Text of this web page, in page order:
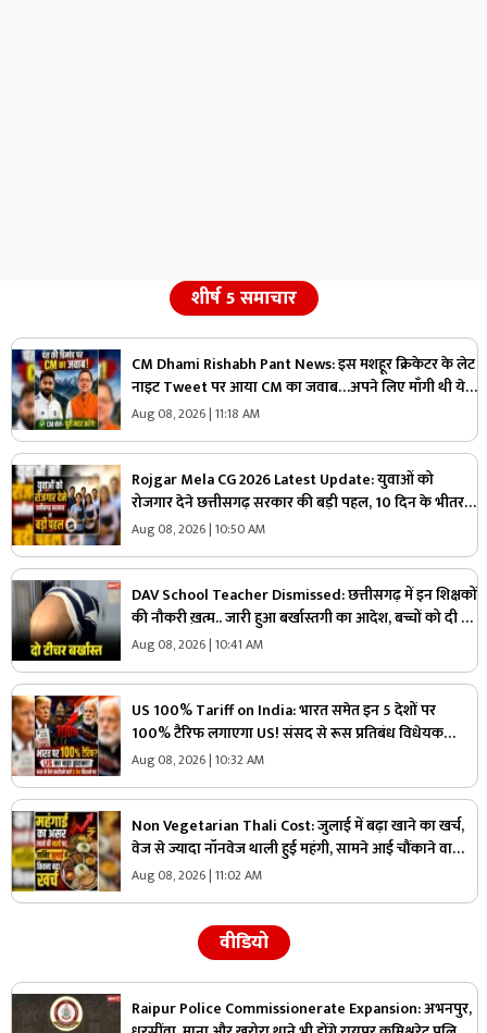
शीर्ष 5 समाचार
CM Dhami Rishabh Pant News: इस मशहूर क्रिकेटर के लेट
नाइट Tweet पर आया CM का जवाब…अपने लिए माँगी थी ये
खास चीज, जमकर वायरल हो रहा ये ऑनलाइन डिमांड
Aug 08, 2026 | 11:18 AM
Rojgar Mela CG 2026 Latest Update: युवाओं को
रोजगार देने छत्तीसगढ़ सरकार की बड़ी पहल, 10 दिन के भीतर
होगी 2000 से अधिक पदों पर होगी भर्ती, 20000 से अधिक
Aug 08, 2026 | 10:50 AM
DAV School Teacher Dismissed: छत्तीसगढ़ में इन शिक्षकों
की नौकरी ख़त्म.. जारी हुआ बर्खास्तगी का आदेश, बच्चों को दी थी
ये तालिबानी सजा
Aug 08, 2026 | 10:41 AM
US 100% Tariff on India: भारत समेत इन 5 देशों पर
100% टैरिफ लगाएगा US! संसद से रूस प्रतिबंध विधेयक
पारित, जानें भारत पर क्या असर होगा?
Aug 08, 2026 | 10:32 AM
Non Vegetarian Thali Cost: जुलाई में बढ़ा खाने का खर्च,
वेज से ज्यादा नॉनवेज थाली हुई महंगी, सामने आई चौंकाने वाली
वजह
Aug 08, 2026 | 11:02 AM
वीडियो
Raipur Police Commissionerate Expansion: अभनपुर,